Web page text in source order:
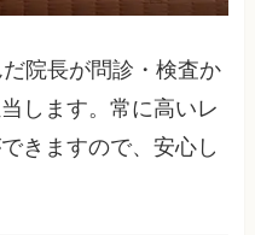
院長が問診・検査か
します。常に高いレ
きますので、安心し